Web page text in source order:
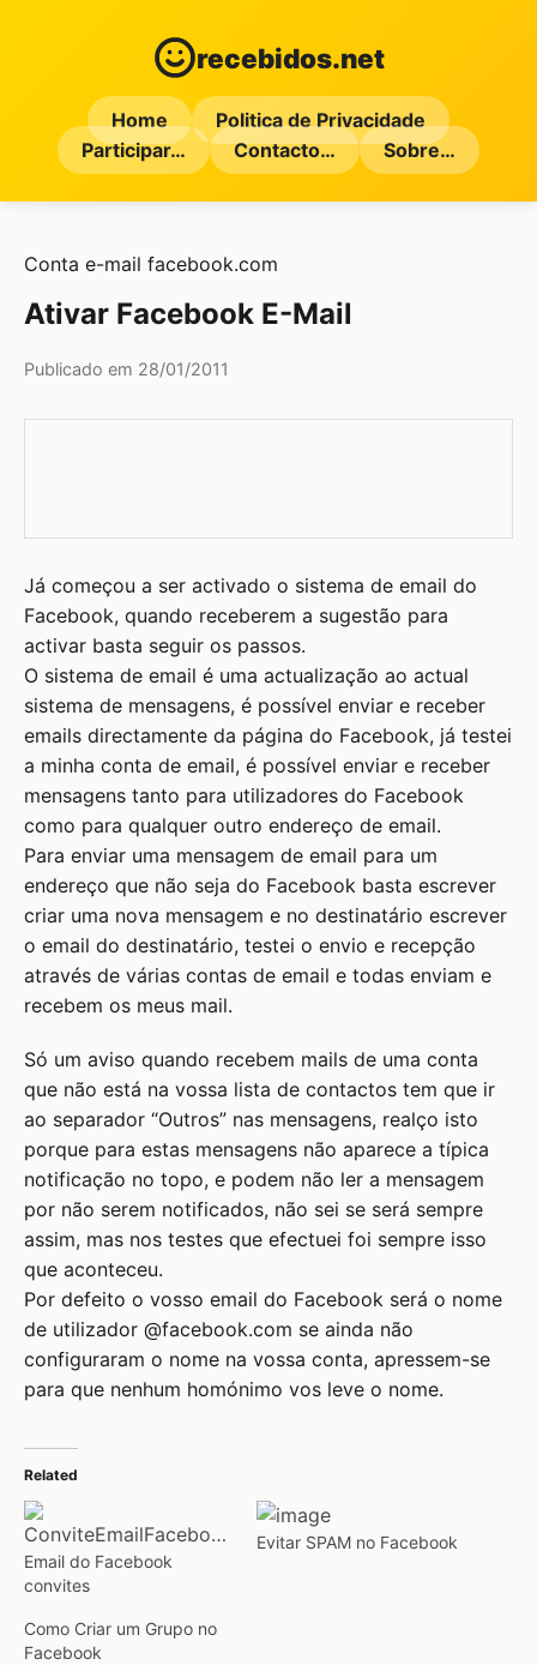
recebidos.net
Home
Politica de Privacidade
Participar…
Contacto… Sobre…
Conta e-mail facebook.com
Ativar Facebook E-Mail
Publicado em 28/01/2011
Já começou a ser activado o sistema de email do
Facebook, quando receberem a sugestão para
activar basta seguir os passos.
O sistema de email é uma actualização ao actual
sistema de mensagens, é possível enviar e receber
emails directamente da página do Facebook, já testei
a minha conta de email, é possível enviar e receber
mensagens tanto para utilizadores do Facebook
como para qualquer outro endereço de email.
Para enviar uma mensagem de email para um
endereço que não seja do Facebook basta escrever
criar uma nova mensagem e no destinatário escrever
o email do destinatário, testei o envio e recepção
através de várias contas de email e todas enviam e
recebem os meus mail.
Só um aviso quando recebem mails de uma conta
que não está na vossa lista de contactos tem que ir
ao separador “Outros” nas mensagens, realço isto
porque para estas mensagens não aparece a típica
notificação no topo, e podem não ler a mensagem
por não serem notificados, não sei se será sempre
assim, mas nos testes que efectuei foi sempre isso
que aconteceu.
Por defeito o vosso email do Facebook será o nome
de utilizador @facebook.com se ainda não
configuraram o nome na vossa conta, apressem-se
para que nenhum homónimo vos leve o nome.
Related
Email do Facebook
convites
Evitar SPAM no Facebook
Como Criar um Grupo no
Facebook